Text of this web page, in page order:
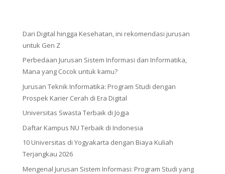
Dari Digital hingga Kesehatan, ini rekomendasi jurusan
untuk Gen Z
Perbedaan Jurusan Sistem Informasi dan Informatika,
Mana yang Cocok untuk kamu?
Jurusan Teknik Informatika: Program Studi dengan
Prospek Karier Cerah di Era Digital
Universitas Swasta Terbaik di Jogja
Daftar Kampus NU Terbaik di Indonesia
10 Universitas di Yogyakarta dengan Biaya Kuliah
Terjangkau 2026
Mengenal Jurusan Sistem Informasi: Program Studi yang